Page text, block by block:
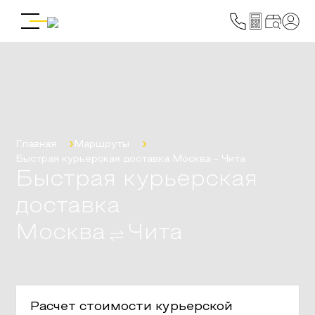
Главная
Маршруты
Быстрая курьерская доставка
Москва - Чита
Быстрая курьерская
доставка
Москва
Чита
Расчет стоимости курьерской